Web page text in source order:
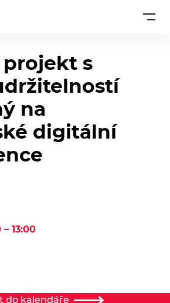
s
na
digitální
– 13:00
do kalendáře